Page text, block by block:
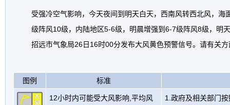
受强冷空气影响，今天夜间到明天白天，西南风转西北风，海
级阵风10级，内陆地区5-6级，明晨增强到6-7级阵风8级，明
招远市气象局26日16时00分发布大风黄色预警信号。请有关
图例 标准
12小时内可能受大风影响,平均风
1.政府及相关部门